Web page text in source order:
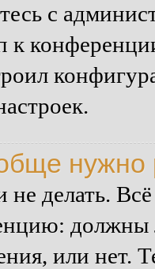
с
к
нужно
делать.
должны
или нет.